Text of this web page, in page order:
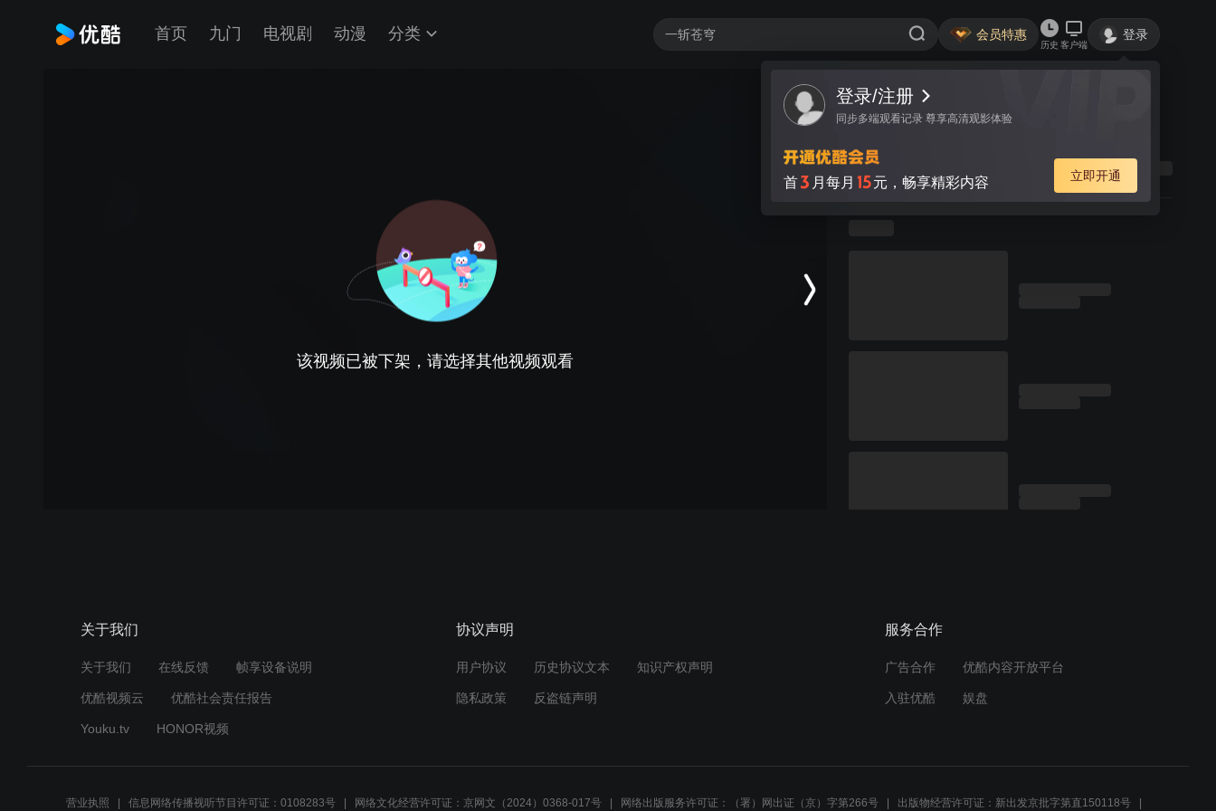
首页 九门 电视剧 动漫 分类 会员特惠
历史 客户端
登录
登录/注册
同步多端观看记录 尊享高清观影体验
首3 月每月 15元，畅享精彩内容 立即开通
该视频已被下架，请选择其他视频观看
关于我们
关于我们 在线反馈 帧享设备说明
优酷视频云 优酷社会责任报告
Youku.tv HONOR视频
协议声明
用户协议 历史协议文本 知识产权声明
隐私政策 反盗链声明
服务合作
广告合作 优酷内容开放平台
入驻优酷 娱盘
营业执照 信息网络传播视听节目许可证：0108283号 网络文化经营许可证：京网文（2024）0368-017号 网络出版服务许可证：（署）网出证（京）字第266号 出版物经营许可证：新出发京批字第直150118号